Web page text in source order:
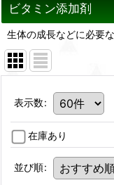
ビタミン添加剤
生体の成長などに必要
表示数:
在庫あり
並び順: